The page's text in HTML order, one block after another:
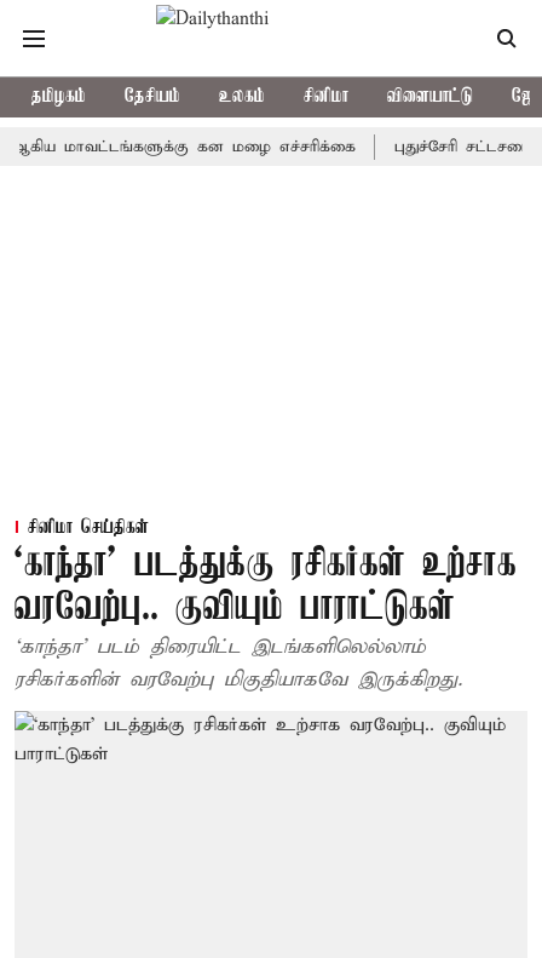
தமிழகம் தேசியம் உலகம் சினிமா விளையாட்டு
மாவட்டங்களுக்கு கன மழை எச்சரிக்கை புதுச்சேரி சட்டசபையில்
சினிமா செய்திகள்
‘காந்தா’ படத்துக்கு ரசிகர்கள் உற்சாக
வரவேற்பு.. குவியும் பாராட்டுகள்
‘காந்தா’ படம் திரையிட்ட இடங்களிலெல்லாம்
ரசிகர்களின் வரவேற்பு மிகுதியாகவே இருக்கிறது.